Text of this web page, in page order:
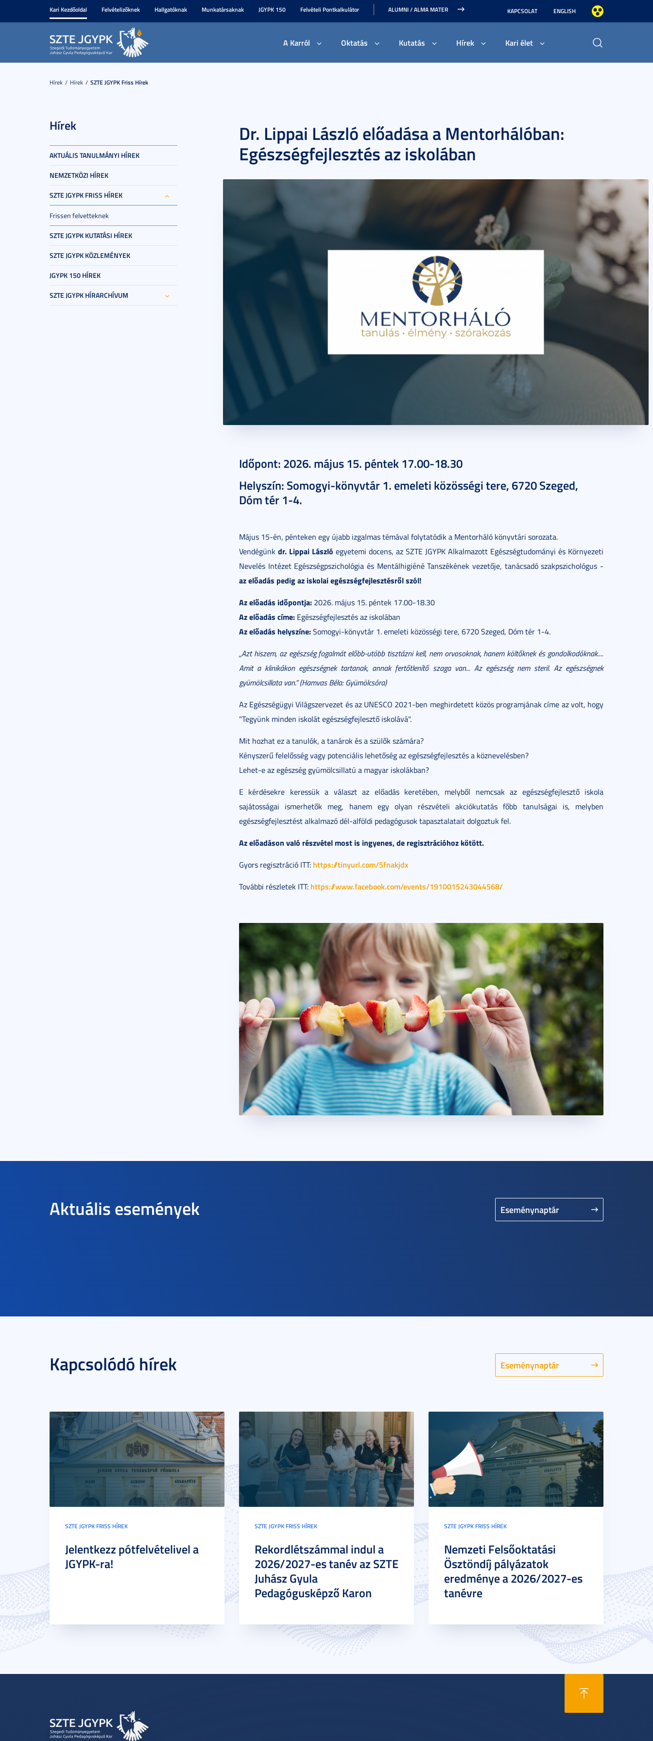
Kari Kezdőoldal Felvételizőknek Hallgatóknak Munkatársaknak JGYPK 150 Felvételi Pontkalkulátor ALUMNI / ALMA MATER KAPCSOLAT ENGLISH
A Karról Oktatás Kutatás Hírek Kari élet
Hírek Hírek SZTE JGYPK Friss Hírek
Hírek
AKTUÁLIS TANULMÁNYI HÍREK
NEMZETKÖZI HÍREK
SZTE JGYPK FRISS HÍREK
Frissen felvetteknek
SZTE JGYPK KUTATÁSI HÍREK
SZTE JGYPK KÖZLEMÉNYEK
JGYPK 150 HÍREK
SZTE JGYPK HÍRARCHÍVUM
Dr. Lippai László előadása a Mentorhálóban:
Egészségfejlesztés az iskolában
Időpont: 2026. május 15. péntek 17.00-18.30
Helyszín: Somogyi-könyvtár 1. emeleti közösségi tere, 6720 Szeged,
Dóm tér 1-4.
Május 15-én, pénteken egy újabb izgalmas témával folytatódik a Mentorháló könyvtári sorozata.
Vendégünk dr. Lippai László egyetemi docens, az SZTE JGYPK Alkalmazott Egészségtudományi és Környezeti
Nevelés Intézet Egészségpszichológia és Mentálhigiéné Tanszékének vezetője, tanácsadó szakpszichológus -
az előadás pedig az iskolai egészségfejlesztésről szól!
Az előadás időpontja: 2026. május 15. péntek 17.00-18.30
Az előadás címe: Egészségfejlesztés az iskolában
Az előadás helyszíne:Somogyi-könyvtár 1. emeleti közösségi tere, 6720 Szeged, Dóm tér 1-4.
„Azt hiszem, az egészség fogalmát előbb-utóbb tisztázni kell, nem orvosoknak, hanem költőknek és gondolkodóknak....
Amit a klinikákon egészségnek tartanak, annak fertőtlenítő szaga van... Az egészség nem steril. Az egészségnek
gyümölcsillata van.” (Hamvas Béla: Gyümölcsóra)
Az Egészségügyi Világszervezet és az UNESCO 2021-ben meghirdetett közös programjának címe az volt, hogy
"Tegyünk minden iskolát egészségfejlesztő iskolává".
Mit hozhat ez a tanulók, a tanárok és a szülők számára?
Kényszerű felelősség vagy potenciális lehetőség az egészségfejlesztés a köznevelésben?
Lehet-e az egészség gyümölcsillatú a magyar iskolákban?
E kérdésekre keressük a választ az előadás keretében, melyből nemcsak az egészségfejlesztő iskola
sajátosságai ismerhetők meg, hanem egy olyan részvételi akciókutatás főbb tanulságai is, melyben
egészségfejlesztést alkalmazó dél-alföldi pedagógusok tapasztalatait dolgoztuk fel.
Az előadáson való részvétel most is ingyenes, de regisztrációhoz kötött.
Gyors regisztráció ITT: https://tinyurl.com/5fnakjdx
További részletek ITT: https://www.facebook.com/events/1910015243044568/
Aktuális események Eseménynaptár
Kapcsolódó hírek Eseménynaptár
SZTE JGYPK FRISS HÍREK
Jelentkezz pótfelvételivel a
JGYPK-ra!
SZTE JGYPK FRISS HÍREK
Rekordlétszámmal indul a
2026/2027-es tanév az SZTE
Juhász Gyula
Pedagógusképző Karon
SZTE JGYPK FRISS HÍREK
Nemzeti Felsőoktatási
Ösztöndíj pályázatok
eredménye a 2026/2027-es
tanévre